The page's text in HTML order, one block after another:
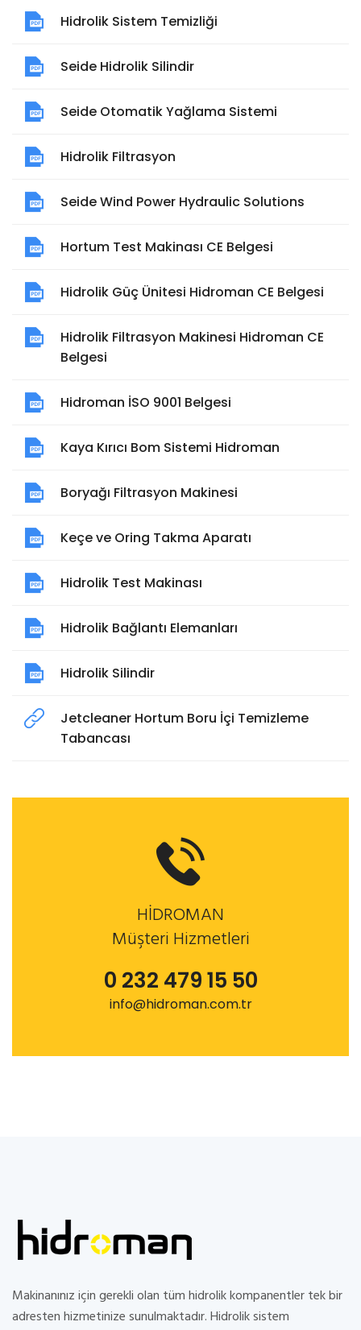
Hidrolik Sistem Temizliği
Seide Hidrolik Silindir
Seide Otomatik Yağlama Sistemi
Hidrolik Filtrasyon
Seide Wind Power Hydraulic Solutions
Hortum Test Makinası CE Belgesi
Hidrolik Güç Ünitesi Hidroman CE Belgesi
Hidrolik Filtrasyon Makinesi Hidroman CE
Belgesi
Hidroman İSO 9001 Belgesi
Kaya Kırıcı Bom Sistemi Hidroman
Boryağı Filtrasyon Makinesi
Keçe ve Oring Takma Aparatı
Hidrolik Test Makinası
Hidrolik Bağlantı Elemanları
Hidrolik Silindir
Jetcleaner Hortum Boru İçi Temizleme
Tabancası
HİDROMAN
Müşteri Hizmetleri
0 232 479 15 50
info@hidroman.com.tr
Makinanınız için gerekli olan tüm hidrolik kompanentler tek bir
adresten hizmetinize sunulmaktadır. Hidrolik sistem